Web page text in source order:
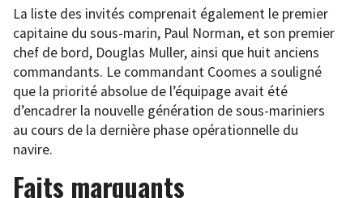
La liste des invités comprenait également le premier
capitaine du sous-marin, Paul Norman, et son premier
chef de bord, Douglas Muller, ainsi que huit anciens
commandants. Le commandant Coomes a souligné
que la priorité absolue de l’équipage avait été
d’encadrer la nouvelle génération de sous-mariniers
au cours de la dernière phase opérationnelle du
navire.
Faits marquants